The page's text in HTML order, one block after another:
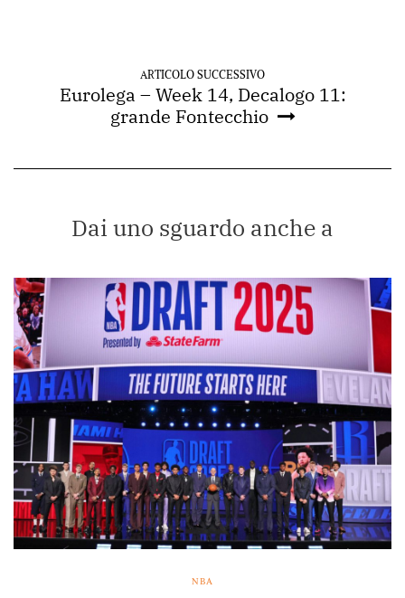
ARTICOLO SUCCESSIVO
Eurolega – Week 14, Decalogo 11:
grande Fontecchio
Dai uno sguardo anche a
NBA